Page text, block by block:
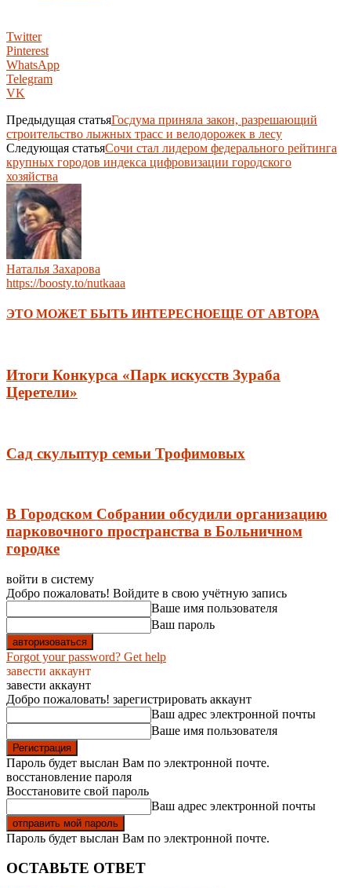
Twitter
Pinterest
WhatsApp
Telegram
VK
Предыдущая статьяГосдума приняла закон, разрешающий
строительство лыжных трасс и велодорожек в лесу
Следующая статьяСочи стал лидером федерального рейтинга
крупных городов индекса цифровизации городского
хозяйства
Наталья Захарова
https://boosty.to/nutkaaa
ЭТО МОЖЕТ БЫТЬ ИНТЕРЕСНОЕЩЕ ОТ АВТОРА
Итоги Конкурса «Парк искусств Зураба
Церетели»
Сад скульптур семьи Трофимовых
В Городском Собрании обсудили организацию
парковочного пространства в Больничном
городке
войти в систему
Добро пожаловать! Войдите в свою учётную запись
Ваше имя пользователя
Ваш пароль
Forgot your password? Get help
завести аккаунт
завести аккаунт
Добро пожаловать! зарегистрировать аккаунт
Ваш адрес электронной почты
Ваше имя пользователя
Пароль будет выслан Вам по электронной почте.
восстановление пароля
Восстановите свой пароль
Ваш адрес электронной почты
Пароль будет выслан Вам по электронной почте.
ОСТАВЬТЕ ОТВЕТ